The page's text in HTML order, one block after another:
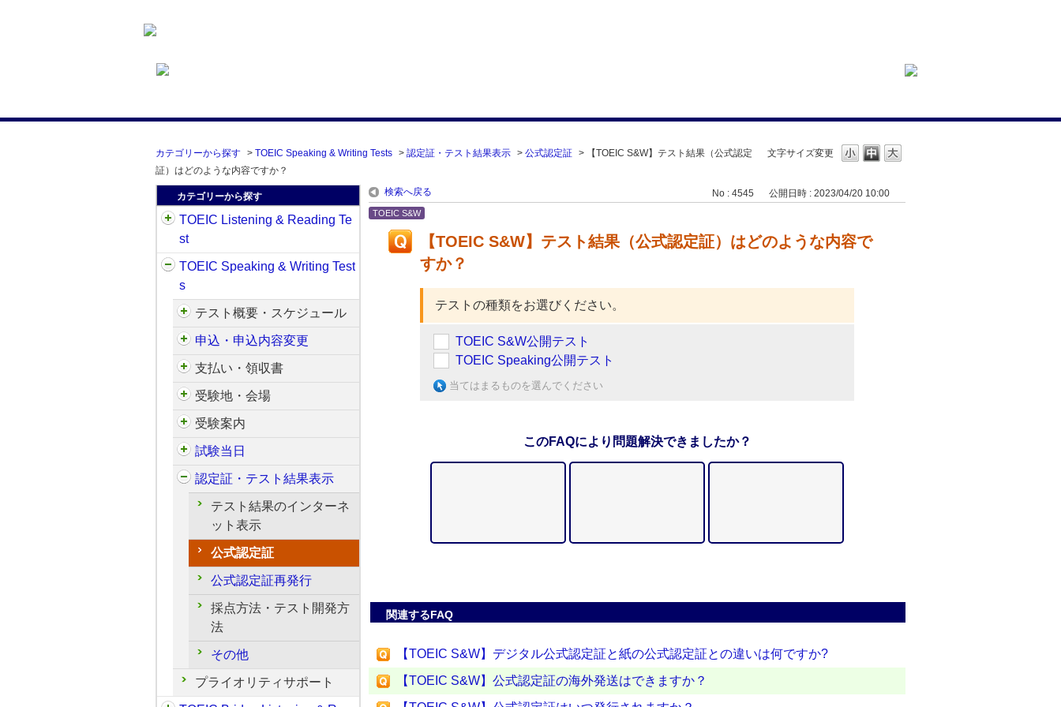
文字サイズ変更
カテゴリーから探す > TOEIC Speaking & Writing Tests > 認定証・テスト結果表示 > 公式認定証 >
【TOEIC S&W】テスト結果（公式認定
証）はどのような内容ですか？
カテゴリーから探す
TOEIC Listening & Reading Te
st
TOEIC Speaking & Writing Test
s
テスト概要・スケジュール
申込・申込内容変更
支払い・領収書
受験地・会場
受験案内
試験当日
認定証・テスト結果表示
テスト結果のインターネ
ット表示
公式認定証
公式認定証再発行
採点方法・テスト開発方
法
その他
プライオリティサポート
検索へ戻る No : 4545 公開日時 : 2023/04/20 10:00
TOEIC S&W
【TOEIC S&W】テスト結果（公式認定証）はどのような内容で
すか？
テストの種類をお選びください。
TOEIC S&W公開テスト
TOEIC Speaking公開テスト
当てはまるものを選んでください
このFAQにより問題解決できましたか？
関連するFAQ
【TOEIC S&W】デジタル公式認定証と紙の公式認定証との違いは何ですか?
【TOEIC S&W】公式認定証の海外発送はできますか？